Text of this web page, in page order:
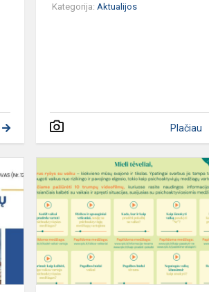
Kategorija:Aktualijos
Plačiau
mėnesio
visuomenės
sveikatos
specialistės
sveikatinimo...